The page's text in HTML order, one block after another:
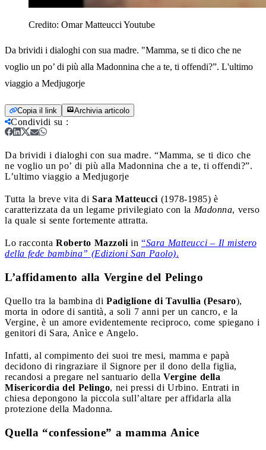
Credito: Omar Matteucci Youtube
Da brividi i dialoghi con sua madre. "Mamma, se ti dico che ne
voglio un po’ di più alla Madonnina che a te, ti offendi?”. L'ultimo
viaggio a Medjugorje
Copia il link Archivia articolo
Condividi su :
Da brividi i dialoghi con sua madre. “Mamma, se ti dico che
ne voglio un po’ di più alla Madonnina che a te, ti offendi?”.
L’ultimo viaggio a Medjugorje
Tutta la breve vita di Sara Matteucci (1978-1985) è
caratterizzata da un legame privilegiato con la Madonna, verso
la quale si sente fortemente attratta.
Lo racconta Roberto Mazzoli in “Sara Matteucci – Il mistero
della fede bambina” (Edizioni San Paolo).
L’affidamento alla Vergine del Pelingo
Quello tra la bambina di Padiglione di Tavullia (Pesaro),
morta in odore di santità, a soli 7 anni per un cancro, e la
Vergine, è un amore evidentemente reciproco, come spiegano i
genitori di Sara, Anìce e Angelo.
Infatti, al compimento dei suoi tre mesi, mamma e papà
decidono di ringraziare il Signore per il dono della figlia,
recandosi a pregare nel santuario della Vergine della
Misericordia del Pelingo, nei pressi di Urbino. Entrati in
chiesa depongono la piccola sull’altare per affidarla alla
protezione della Madonna.
Quella “confessione” a mamma Anice